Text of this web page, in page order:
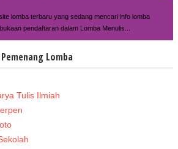
lomba terbaru yang sedang mencari info lomba
pendaftaran dalam Lomba Menulis...
Lomba
Tulis Ilmiah